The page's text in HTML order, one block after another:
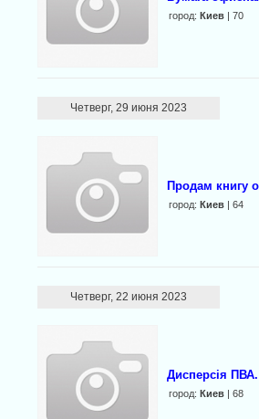
город: Киев| 70
Четверг, 29 июня 2023
Продам книгу
город: Киев| 64
Четверг, 22 июня 2023
Дисперсія ПВА.
город: Киев| 68